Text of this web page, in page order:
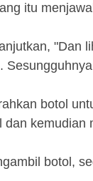
itu
"Dan
botol
dan kemudian
botol,